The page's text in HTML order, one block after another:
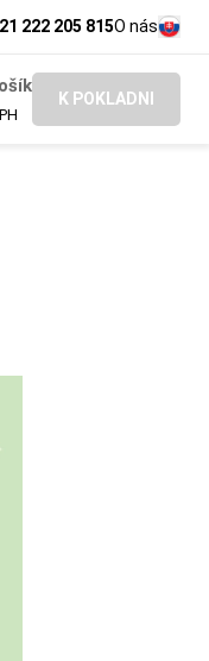
222 205 815O nás
K POKLADNI